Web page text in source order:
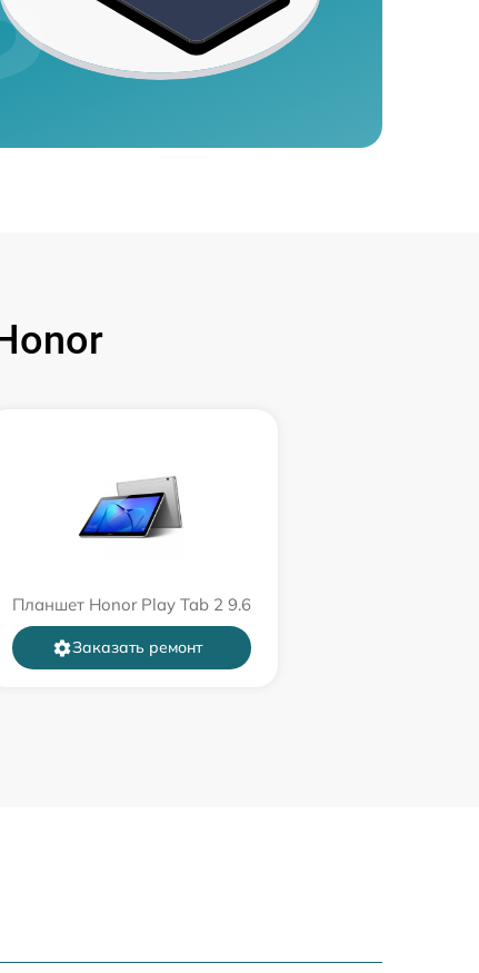
Планшет Honor Play Tab 2 9.6
Заказать ремонт